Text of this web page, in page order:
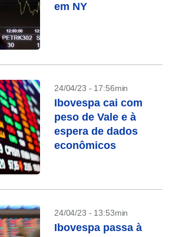
em NY
24/04/23 - 17:56min
Ibovespa cai com
peso de Vale e à
espera de dados
econômicos
24/04/23 - 13:53min
Ibovespa passa à